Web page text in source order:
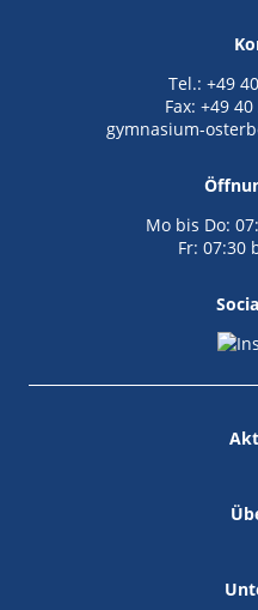
Tel.: +49
Fax: +49
gymnasium-
Mo bis Do:
Fr: 07:30